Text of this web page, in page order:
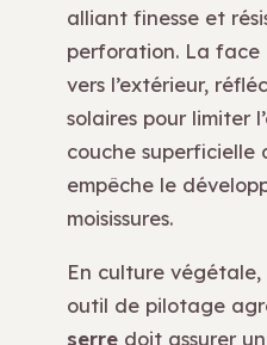
alliant finesse et
perforation. La face
vers l’extérieur,
solaires pour limiter
couche superficielle
empêche le
moisissures.
En culture
outil de pilotage
serre doit assurer